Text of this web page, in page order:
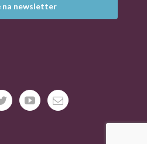
na newsletter